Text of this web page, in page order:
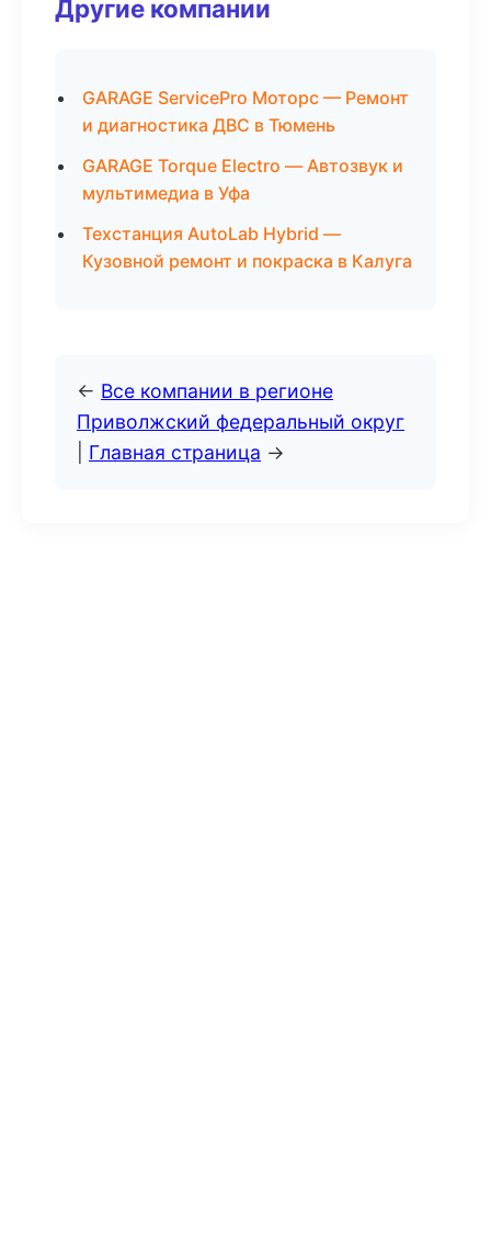
Другие компании
GARAGE ServicePro Моторс — Ремонт
и диагностика ДВС в Тюмень
GARAGE Torque Electro — Автозвук и
мультимедиа в Уфа
Техстанция AutoLab Hybrid —
Кузовной ремонт и покраска в Калуга
← Все компании в регионе
Приволжский федеральный округ
Главная страница →